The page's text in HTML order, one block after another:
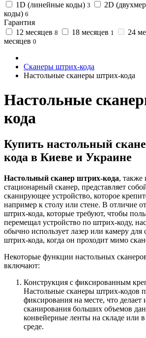
1D (линейные коды) 3
2D
коды) 6
Гарантия
12 месяцев 8 18 месяцев 1 24
месяцев 0
Сканеры штрих-кода
Настольные сканеры штрих-кода
Настольные
кода
Купить настольный
кода в Киеве и Украине
Настольный сканер штрих-кода, также
стационарный сканер, представляет
сканирующее устройство, которое
например к столу или стене. В отличие
штрих-кода, которые требуют, чтобы
перемещал устройство по штрих-коду,
обычно использует лазер или камеру для
штрих-кода, когда он проходит мимо
Некоторые функции настольных
включают:
Конструкция с фиксированным
Настольные сканеры штрих-кодов
фиксирования на месте, что
сканирования больших объемов
конвейерные ленты на складе или
среде.